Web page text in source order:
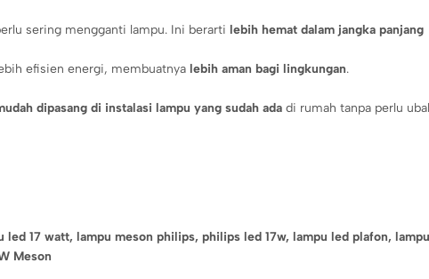
sering mengganti lampu. Ini berarti lebih hemat dalam jangka panjang
efisien energi, membuatnya lebih aman bagi lingkungan.
dipasang di instalasi lampu yang sudah ada di rumah tanpa perlu
led 17 watt, lampu meson philips, philips led 17w, lampu led plafon,
Meson